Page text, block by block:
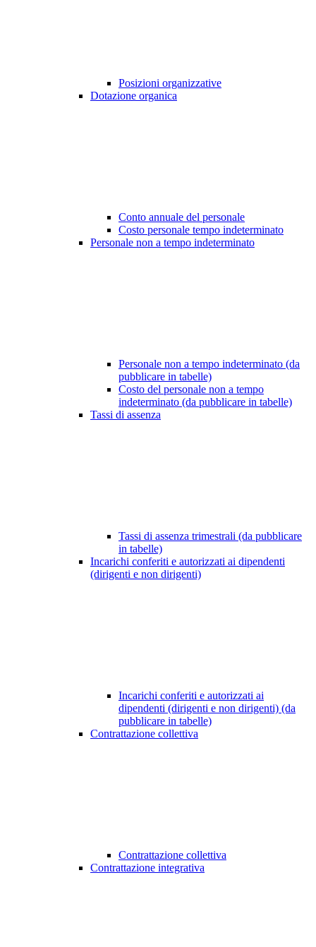
Posizioni organizzative
Dotazione organica
Conto annuale del personale
Costo personale tempo indeterminato
Personale non a tempo indeterminato
Personale non a tempo indeterminato (da
pubblicare in tabelle)
Costo del personale non a tempo
indeterminato (da pubblicare in tabelle)
Tassi di assenza
Tassi di assenza trimestrali (da pubblicare
in tabelle)
Incarichi conferiti e autorizzati ai dipendenti
(dirigenti e non dirigenti)
Incarichi conferiti e autorizzati ai
dipendenti (dirigenti e non dirigenti) (da
pubblicare in tabelle)
Contrattazione collettiva
Contrattazione collettiva
Contrattazione integrativa